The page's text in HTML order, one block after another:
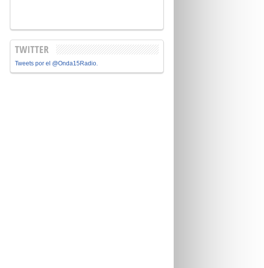
TWITTER
Tweets por el @Onda15Radio.